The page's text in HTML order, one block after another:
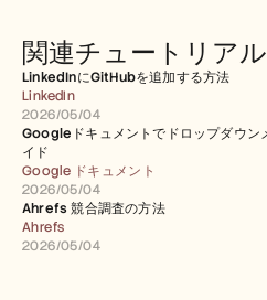
関連チュートリアル
LinkedInにGitHubを追加する方法
LinkedIn
2026/05/04
Googleドキュメントでドロップダウン
イド
Google ドキュメント
2026/05/04
Ahrefs 競合調査の方法
Ahrefs
2026/05/04